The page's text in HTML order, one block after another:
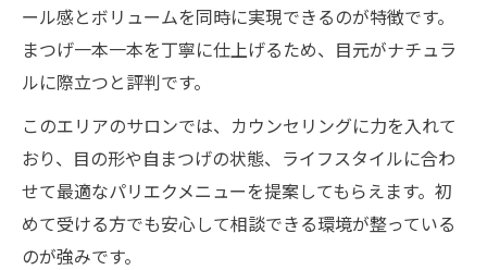
ール感とボリュームを同時に実現できるのが特徴です。
まつげ一本一本を丁寧に仕上げるため、目元がナチュラ
ルに際立つと評判です。
このエリアのサロンでは、カウンセリングに力を入れて
おり、目の形や自まつげの状態、ライフスタイルに合わ
せて最適なパリエクメニューを提案してもらえます。初
めて受ける方でも安心して相談できる環境が整っている
のが強みです。